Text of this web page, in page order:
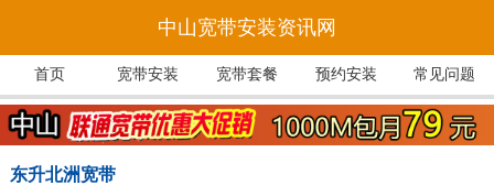
中山宽带安装资讯网
首页 宽带安装 宽带套餐 预约安装 常见问题
东升北洲宽带